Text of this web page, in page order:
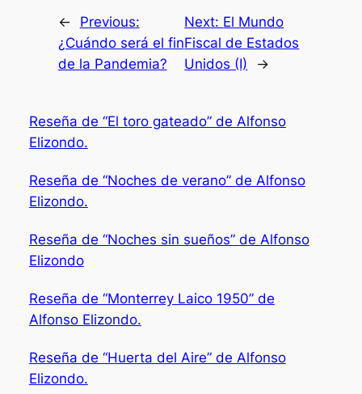
←
Previous:
¿Cuándo será el fin
de la Pandemia?
Next: El Mundo
Fiscal de Estados
Unidos (I)
→
Reseña de “El toro gateado” de Alfonso
Elizondo.
Reseña de “Noches de verano” de Alfonso
Elizondo.
Reseña de “Noches sin sueños” de Alfonso
Elizondo
Reseña de “Monterrey Laico 1950” de
Alfonso Elizondo.
Reseña de “Huerta del Aire” de Alfonso
Elizondo.